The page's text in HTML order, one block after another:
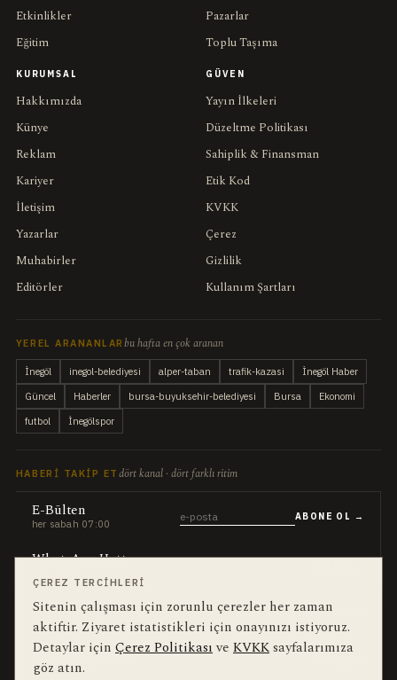
Etkinlikler
Eğitim
Pazarlar
Toplu Taşıma
KURUMSAL
Hakkımızda
Künye
Reklam
Kariyer
İletişim
Yazarlar
Muhabirler
Editörler
GÜVEN
Yayın İlkeleri
Düzeltme Politikası
Sahiplik & Finansman
Etik Kod
KVKK
Çerez
Gizlilik
Kullanım Şartları
YEREL ARANANLARbu hafta en çok aranan
İnegöl inegol-belediyesi alper-taban trafik-kazasi
İnegöl Haber
Güncel
Haberler bursa-buyuksehir-belediyesi Bursa
Ekonomi
futbol
İnegölspor
HABERI TAKIP ETdört kanal · dört farklı ritim
E-Bülten
her sabah 07:00
ABONE OL →
WhatsApp Hattı
Push Bildirim
sadece önemliler
DESTEKLENMEZ
Mobil Uygulama
iOS · Android
ÇEREZ TERCIHLERI
Sitenin çalışması için zorunlu çerezler her zaman
aktiftir. Ziyaret istatistikleri için onayınızı istiyoruz.
Detaylar için Çerez Politikasıve KVKKsayfalarımıza
göz atın.